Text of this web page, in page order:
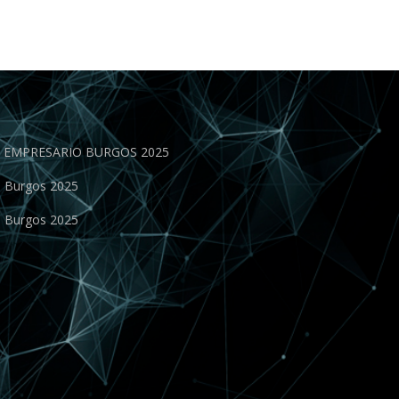
BURGOS 2025
Burgos 2025
Burgos 2025